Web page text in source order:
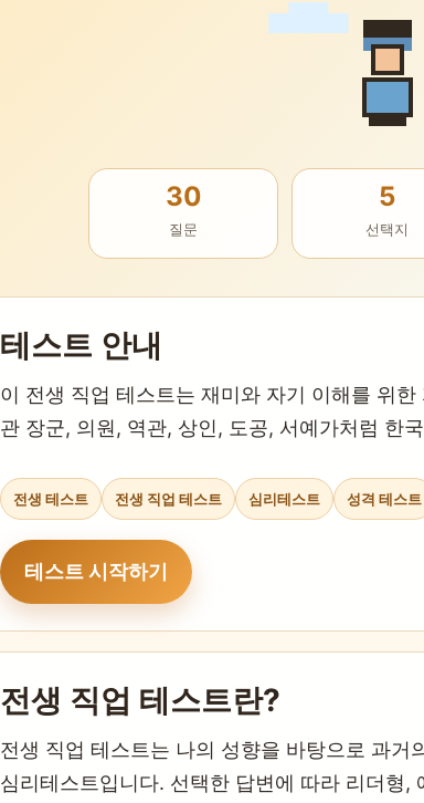
30
질문
5
선택지
테스트 안내
이 전생 직업 테스트는 재미와 자기 이해를 위
관 장군, 의원, 역관, 상인, 도공, 서예가처럼 한
전생 테스트 전생 직업 테스트 심리테스트 성격 테스트
테스트 시작하기
전생 직업 테스트란?
전생 직업 테스트는 나의 성향을 바탕으로 과거
심리테스트입니다. 선택한 답변에 따라 리더형,